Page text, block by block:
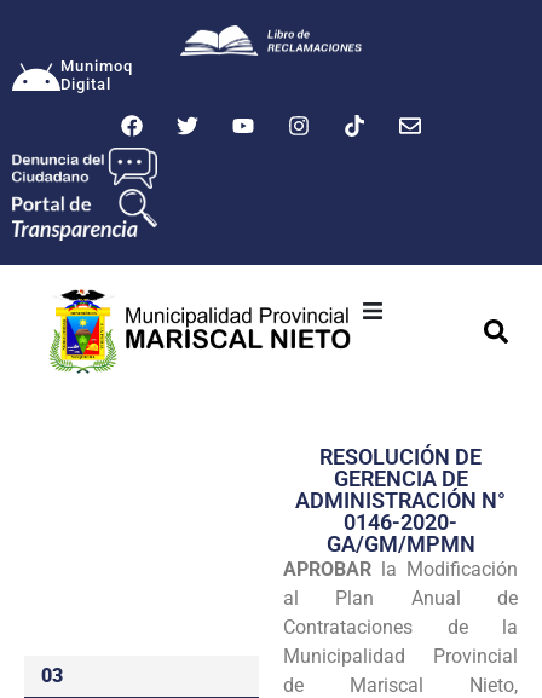
Munimoq
Digital
Transparencia
Seguridad
Programas
Intranet
03
RESOLUCIÓN DE
GERENCIA DE
ADMINISTRACIÓN N°
0146-2020-
GA/GM/MPMN
APROBAR la Modificación
al Plan Anual de
Contrataciones de la
Municipalidad Provincial
de Mariscal Nieto,